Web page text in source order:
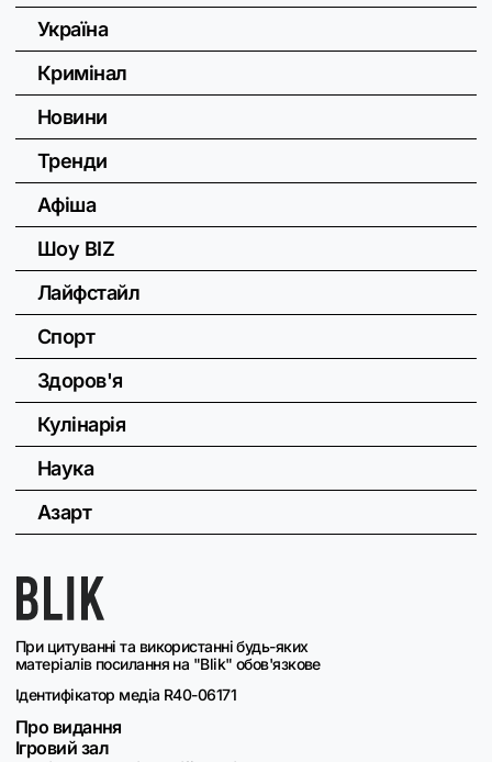
При цитуванні та використанні будь-яких
матеріалів посилання на "Blik" обов'язкове
Ідентифікатор медіа R40-06171
Про видання
Ігровий зал
Україна
Кримінал
Новини
Тренди
Афіша
Шоу BIZ
Лайфстайл
Спорт
Здоров'я
Кулінарія
Наука
Азарт